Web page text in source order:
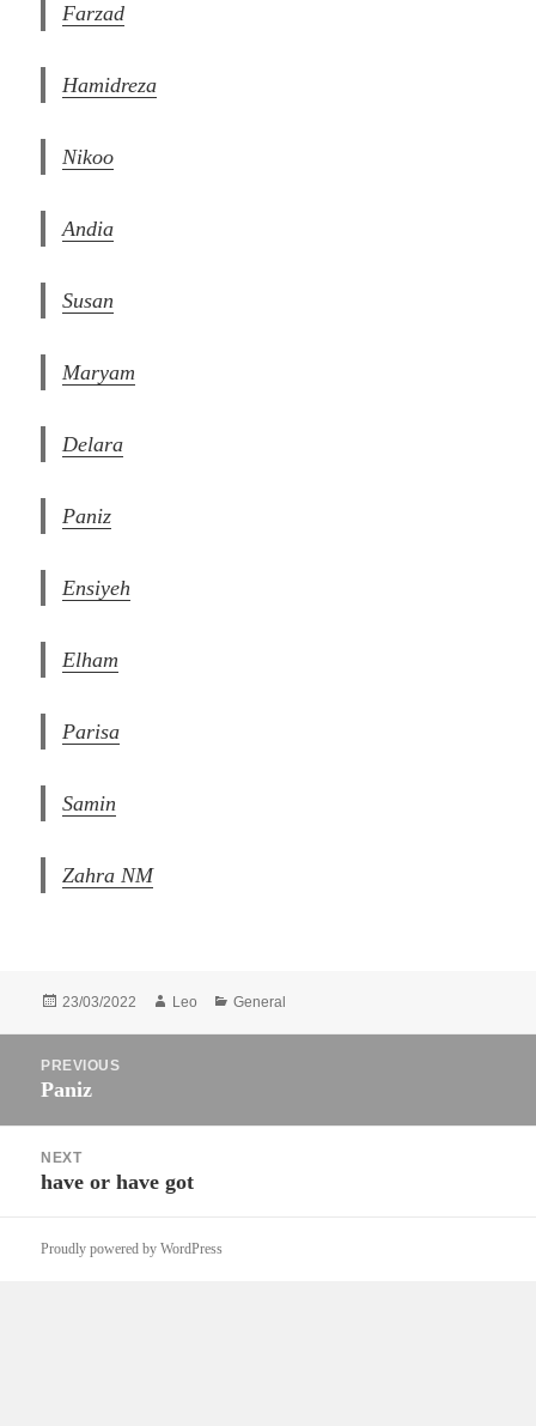
Farzad
Hamidreza
Nikoo
Andia
Susan
Maryam
Delara
Paniz
Ensiyeh
Elham
Parisa
Samin
Zahra NM
Posted
23/03/2022 Author
Leo Categories
General
navigation
PREVIOUS
Previous
Paniz
NEXT
Next
have or have got
Proudly powered by WordPress